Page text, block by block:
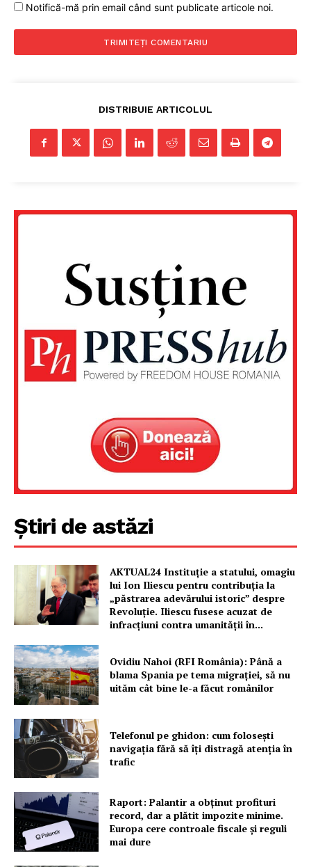
Despre noi / Echipa
Proiecte editoriale
Rețea
Notifică-mă prin email când sunt publicate articole noi.
DISTRIBUIE ARTICOLUL
Știri de astăzi
AKTUAL24 Instituție a statului, omagiu
lui Ion Iliescu pentru contribuția la
„păstrarea adevărului istoric” despre
Revoluție. Iliescu fusese acuzat de
infracțiuni contra umanității în...
Ovidiu Nahoi (RFI România): Până a
blama Spania pe tema migrației, să nu
uităm cât bine le-a făcut românilor
Telefonul pe ghidon: cum folosești
navigația fără să îți distragă atenția în
trafic
Raport: Palantir a obținut profituri
record, dar a plătit impozite minime.
Europa cere controale fiscale și reguli
mai dure